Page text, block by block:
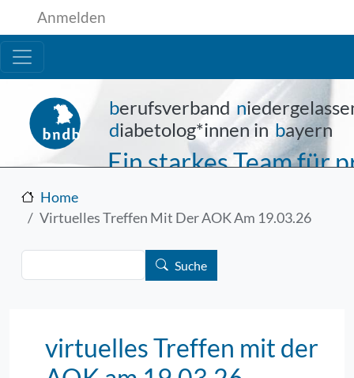
Direkt zum Inhalt
Benutzermenü
Anmelden
berufsverband n
diabetolog*innen in bayern
Ein starkes Team für
Home
Virtuelles Treffen Mit Der AOK Am 19.03.26
Suche
virtuelles Treffen mit der